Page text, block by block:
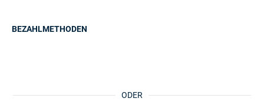
ODER
BEZAHLMETHODEN